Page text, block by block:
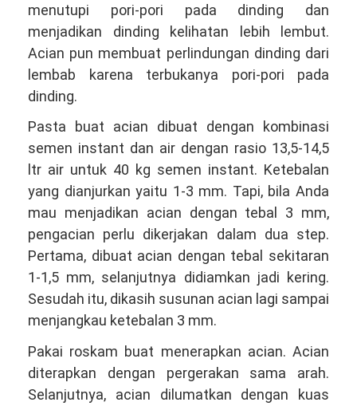
menutupi pori-pori pada dinding dan
menjadikan dinding kelihatan lebih lembut.
Acian pun membuat perlindungan dinding dari
lembab karena terbukanya pori-pori pada
dinding.
Pasta buat acian dibuat dengan kombinasi
semen instant dan air dengan rasio 13,5-14,5
ltr air untuk 40 kg semen instant. Ketebalan
yang dianjurkan yaitu 1-3 mm. Tapi, bila Anda
mau menjadikan acian dengan tebal 3 mm,
pengacian perlu dikerjakan dalam dua step.
Pertama, dibuat acian dengan tebal sekitaran
1-1,5 mm, selanjutnya didiamkan jadi kering.
Sesudah itu, dikasih susunan acian lagi sampai
menjangkau ketebalan 3 mm.
Pakai roskam buat menerapkan acian. Acian
diterapkan dengan pergerakan sama arah.
Selanjutnya, acian dilumatkan dengan kuas